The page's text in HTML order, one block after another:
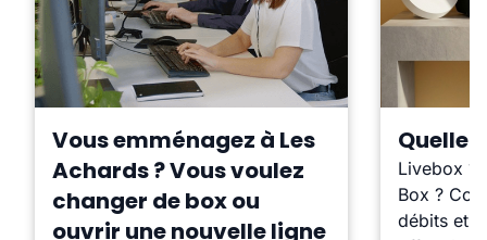
Vous emménagez à Les
Achards ? Vous voulez
changer de box ou
ouvrir une nouvelle ligne
Quelle
Livebox ?
Box ?
débits et